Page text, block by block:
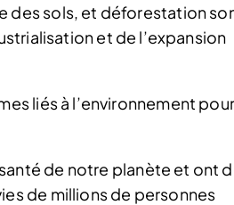
des sols, et déforestation
et de l’expansion
liés à l’environnement pour
de notre planète et ont
de millions de personnes